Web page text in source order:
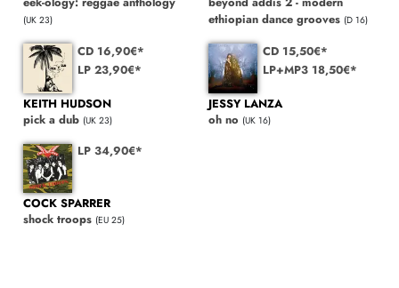
(UK 23)
ethiopian dance grooves (D 16)
CD 16,90€*
LP 23,90€*
KEITH HUDSON
pick a dub (UK 23)
CD 15,50€*
LP+MP3 18,50€*
JESSY LANZA
oh no (UK 16)
LP 34,90€*
COCK SPARRER
shock troops (EU 25)